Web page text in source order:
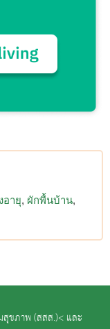
อายุ ผักพื้นบ้าน
สุขภาพ (สสส.)<และ